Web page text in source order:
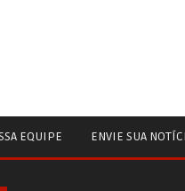
EQUIPE ENVIE SUA